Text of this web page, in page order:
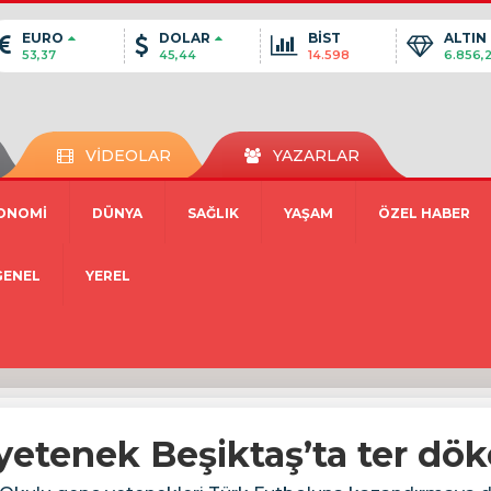
EURO
53,37
DOLAR
45,44
BİST
14.598
ALTIN
VİDEOLAR YAZARLAR
DÜNYA SAĞLIK YAŞAM ÖZEL HABER
YEREL
Beşiktaş’ta ter